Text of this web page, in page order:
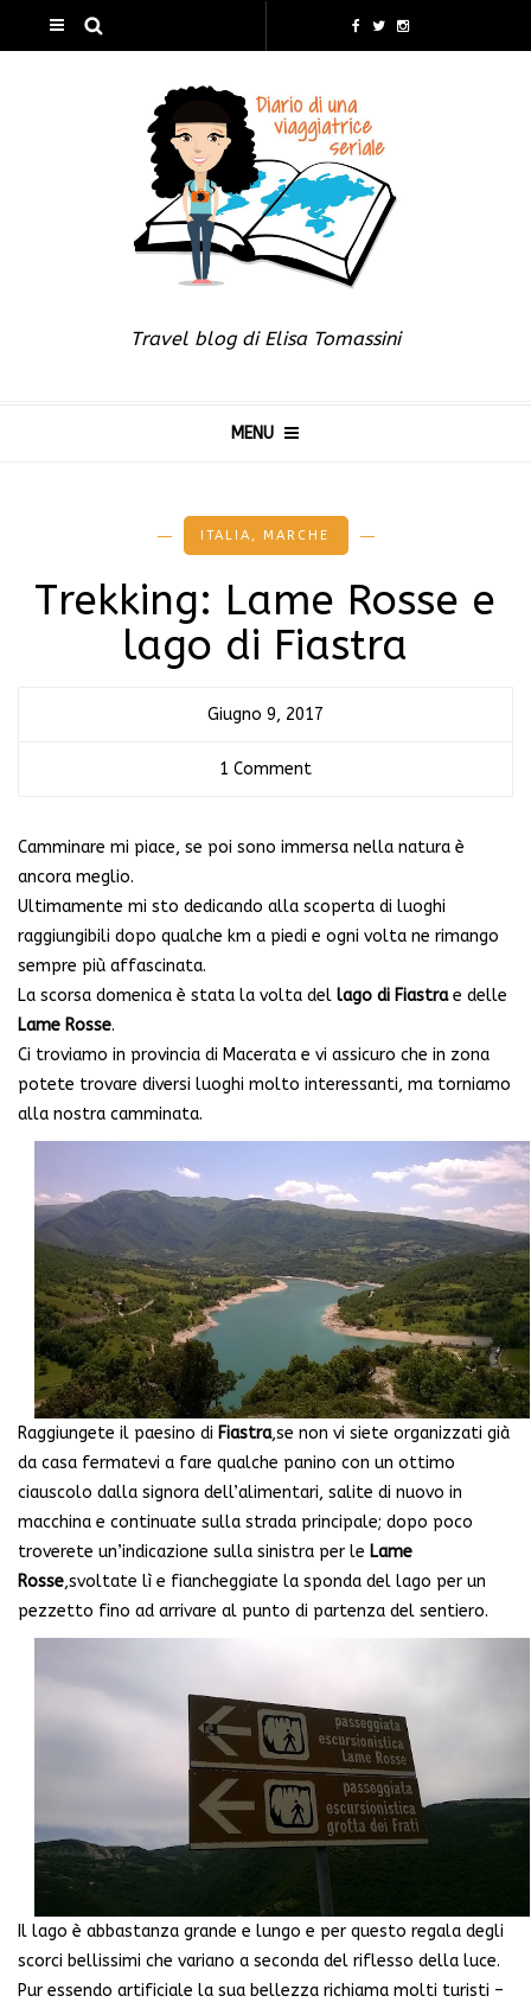
Travel blog di Elisa Tomassini
MENU
ITALIA , MARCHE
Trekking: Lame Rosse e
lago di Fiastra
Giugno 9, 2017
1 Comment
Camminare mi piace, se poi sono immersa nella natura è
ancora meglio.
Ultimamente mi sto dedicando alla scoperta di luoghi
raggiungibili dopo qualche km a piedi e ogni volta ne rimango
sempre più affascinata.
La scorsa domenica è stata la volta del lago di Fiastrae delle
Lame Rosse.
Ci troviamo in provincia di Macerata e vi assicuro che in zona
potete trovare diversi luoghi molto interessanti, ma torniamo
alla nostra camminata.
Raggiungete il paesino di Fiastra,se non vi siete organizzati già
da casa fermatevi a fare qualche panino con un ottimo
ciauscolo dalla signora dell’alimentari, salite di nuovo in
macchina e continuate sulla strada principale; dopo poco
troverete un’indicazione sulla sinistra per le Lame
Rosse,svoltate lì e fiancheggiate la sponda del lago per un
pezzetto fino ad arrivare al punto di partenza del sentiero.
Il lago è abbastanza grande e lungo e per questo regala degli
scorci bellissimi che variano a seconda del riflesso della luce.
Pur essendo artificiale la sua bellezza richiama molti turisti –